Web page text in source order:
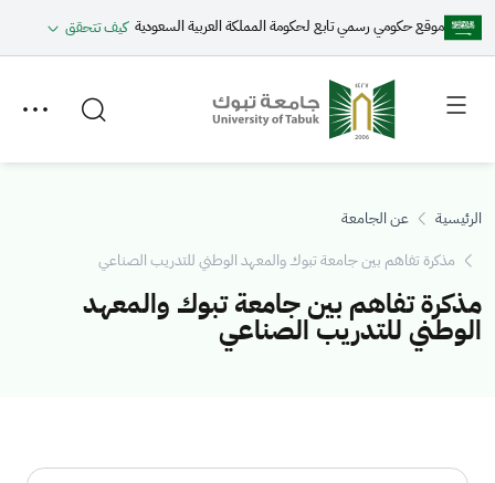
موقع حكومي رسمي تابع لحكومة المملكة العربية السعودية كيف تتحقق
Toggle
menu
Toggle
menu
الرئيسية
عن الجامعة
مذكرة تفاهم بين جامعة تبوك والمعهد الوطني للتدريب الصناعي
مذكرة تفاهم بين جامعة تبوك والمعهد
الوطني للتدريب الصناعي